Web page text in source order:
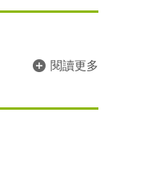
閱讀更多